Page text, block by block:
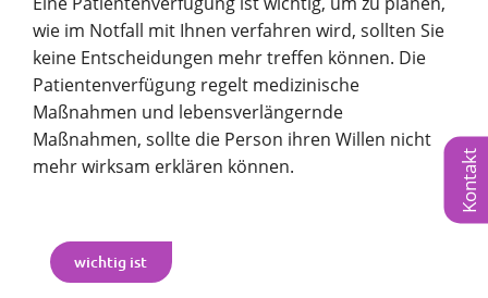
wie im Notfall mit Ihnen verfahren wird, sollten Sie
keine Entscheidungen mehr treffen können. Die
Patientenverfügung regelt medizinische
Maßnahmen und lebensverlängernde
Maßnahmen, sollte die Person ihren Willen nicht
mehr wirksam erklären können.
wichtig ist
Kontakt